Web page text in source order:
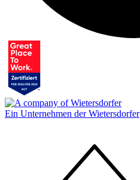
Ein Unternehmen der Wietersdorfer